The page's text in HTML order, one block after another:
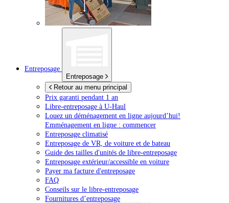
Entreposage
Entreposage
Retour au menu principal
Prix garanti pendant 1 an
Libre-entreposage à U-Haul
Louez un déménagement en ligne aujourd’hui!
Emménagement en ligne : commencer
Entreposage climatisé
Entreposage de VR, de voiture et de bateau
Guide des tailles d'unités de libre-entreposage
Entreposage extérieur/accessible en voiture
Payer ma facture d'entreposage
FAQ
Conseils sur le libre-entreposage
Fournitures d’entreposage